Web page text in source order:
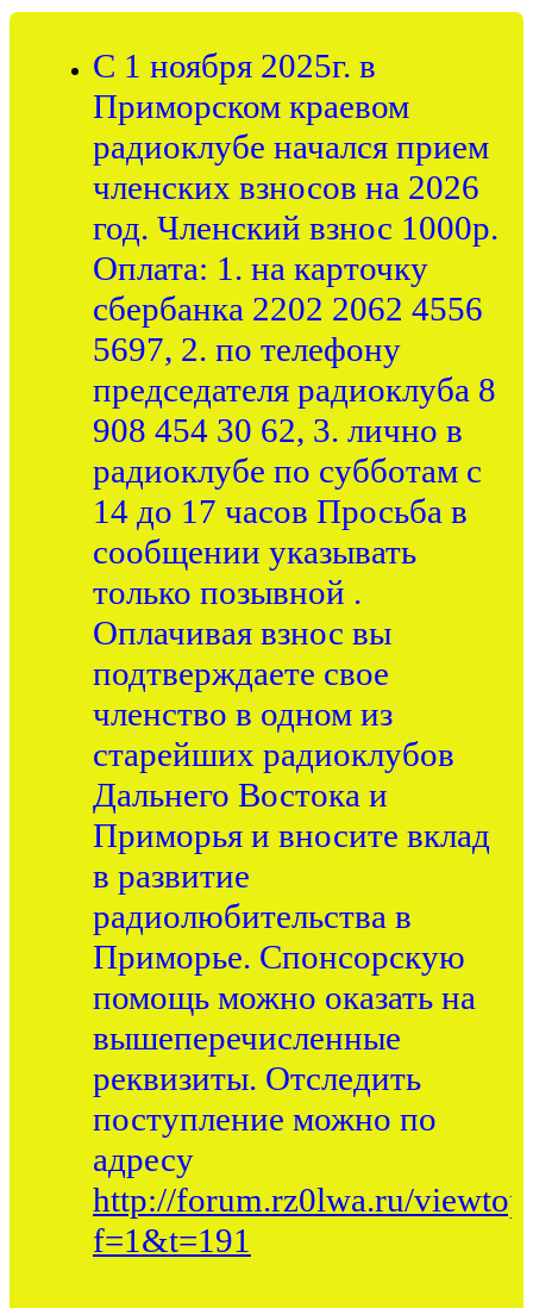
С 1 ноября 2025г. в
Приморском краевом
радиоклубе начался прием
членских взносов на 2026
год. Членский взнос 1000р.
Оплата: 1. на карточку
сбербанка 2202 2062 4556
5697, 2. по телефону
председателя радиоклуба 8
908 454 30 62, 3. лично в
радиоклубе по субботам с
14 до 17 часов Просьба в
сообщении указывать
только позывной .
Оплачивая взнос вы
подтверждаете свое
членство в одном из
старейших радиоклубов
Дальнего Востока и
Приморья и вносите вклад
в развитие
радиолюбительства в
Приморье. Спонсорскую
помощь можно оказать на
вышеперечисленные
реквизиты. Отследить
поступление можно по
адресу
http://forum.rz0lwa.ru/
f=1&t=191